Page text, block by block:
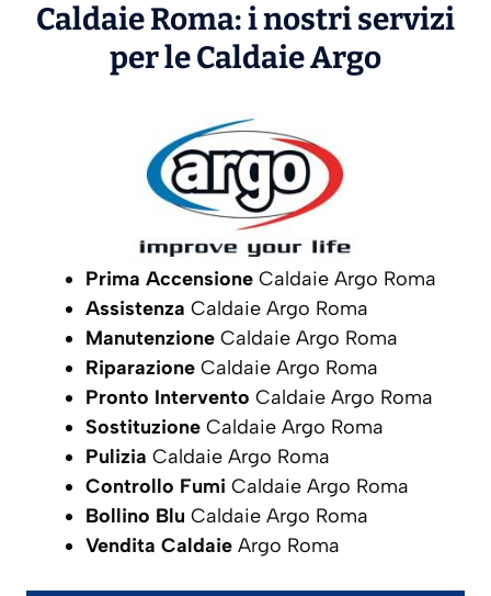
Caldaie Roma: i nostri servizi
per le CaldaieArgo
Prima Accensione Caldaie Argo Roma
Assistenza Caldaie Argo Roma
Manutenzione Caldaie Argo Roma
Riparazione Caldaie Argo Roma
Pronto Intervento Caldaie Argo Roma
Sostituzione Caldaie Argo Roma
Pulizia Caldaie Argo Roma
Controllo Fumi Caldaie Argo Roma
Bollino Blu Caldaie Argo Roma
Vendita Caldaie Argo Roma